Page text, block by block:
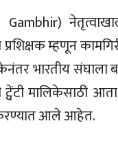
प्रशिक्षक म्हणून
भारतीय संघाला
मालिकेसाठी
आले आहेत.